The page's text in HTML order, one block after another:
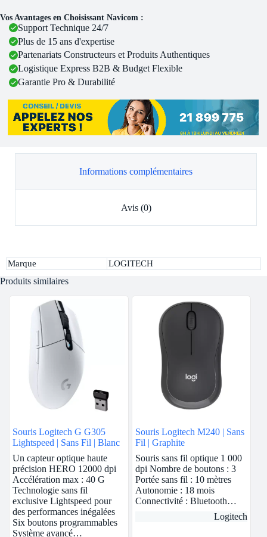
Vos Avantages en Choisissant Navicom :
Support Technique 24/7
Plus de 15 ans d'expertise
Partenariats Constructeurs et Produits Authentiques
Logistique Express B2B & Budget Flexible
Garantie Pro & Durabilité
Informations complémentaires
Avis (0)
Marque LOGITECH
Produits similaires
Souris Logitech G G305
Lightspeed | Sans Fil | Blanc
Un capteur optique haute
précision HERO 12000 dpi
Accélération max : 40 G
Technologie sans fil
exclusive Lightspeed pour
des performances inégalées
Six boutons programmables
Système avancé…
Souris Logitech M240 | Sans
Fil | Graphite
Souris sans fil optique 1 000
dpi Nombre de boutons : 3
Portée sans fil : 10 mètres
Autonomie : 18 mois
Connectivité : Bluetooth…
Logitech